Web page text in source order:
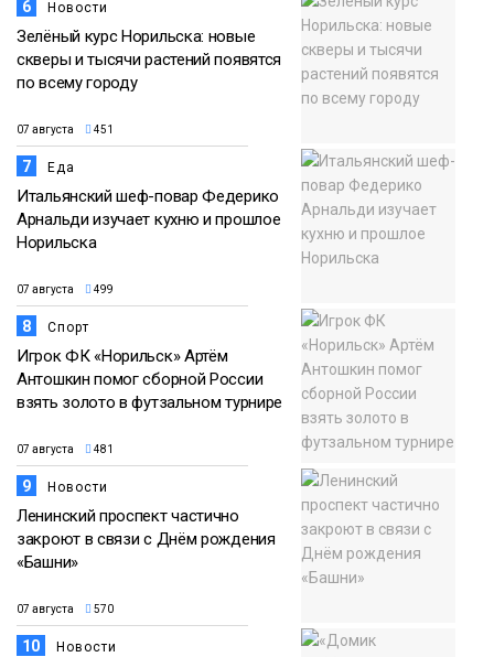
6 Новости
Зелёный курс Норильска: новые
скверы и тысячи растений появятся
по всему городу
07 августа 451
7 Еда
Итальянский шеф-повар Федерико
Арнальди изучает кухню и прошлое
Норильска
07 августа 499
8 Спорт
Игрок ФК «Норильск» Артём
Антошкин помог сборной России
взять золото в футзальном турнире
07 августа 481
9 Новости
Ленинский проспект частично
закроют в связи с Днём рождения
«Башни»
07 августа 570
10 Новости